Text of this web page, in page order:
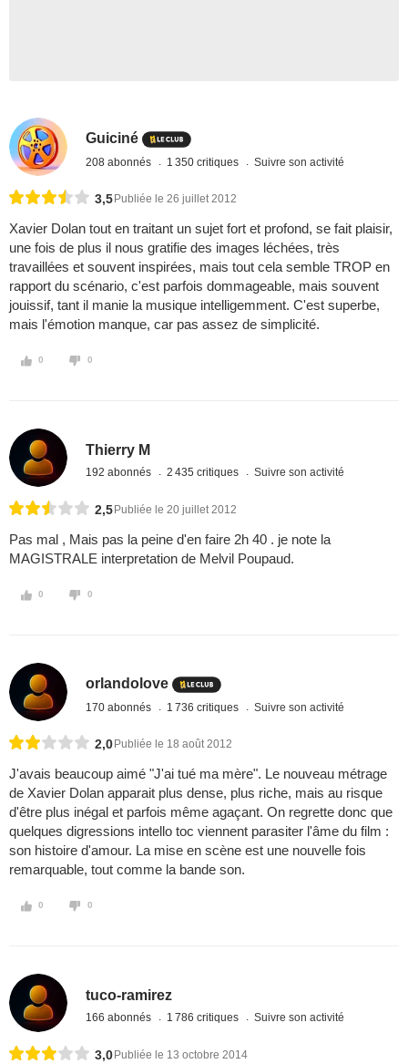
Guiciné
208 abonnés 1 350 critiques Suivre son activité
3,5 Publiée le 26 juillet 2012
Xavier Dolan tout en traitant un sujet fort et profond, se fait plaisir,
une fois de plus il nous gratifie des images léchées, très
travaillées et souvent inspirées, mais tout cela semble TROP en
rapport du scénario, c'est parfois dommageable, mais souvent
jouissif, tant il manie la musique intelligemment. C'est superbe,
mais l'émotion manque, car pas assez de simplicité.
0 0
Thierry M
192 abonnés 2 435 critiques Suivre son activité
2,5 Publiée le 20 juillet 2012
Pas mal , Mais pas la peine d'en faire 2h 40 . je note la
MAGISTRALE interpretation de Melvil Poupaud.
0 0
orlandolove
170 abonnés 1 736 critiques Suivre son activité
2,0 Publiée le 18 août 2012
J'avais beaucoup aimé "J'ai tué ma mère". Le nouveau métrage
de Xavier Dolan apparait plus dense, plus riche, mais au risque
d'être plus inégal et parfois même agaçant. On regrette donc que
quelques digressions intello toc viennent parasiter l'âme du film :
son histoire d'amour. La mise en scène est une nouvelle fois
remarquable, tout comme la bande son.
0 0
tuco-ramirez
166 abonnés 1 786 critiques Suivre son activité
3,0 Publiée le 13 octobre 2014